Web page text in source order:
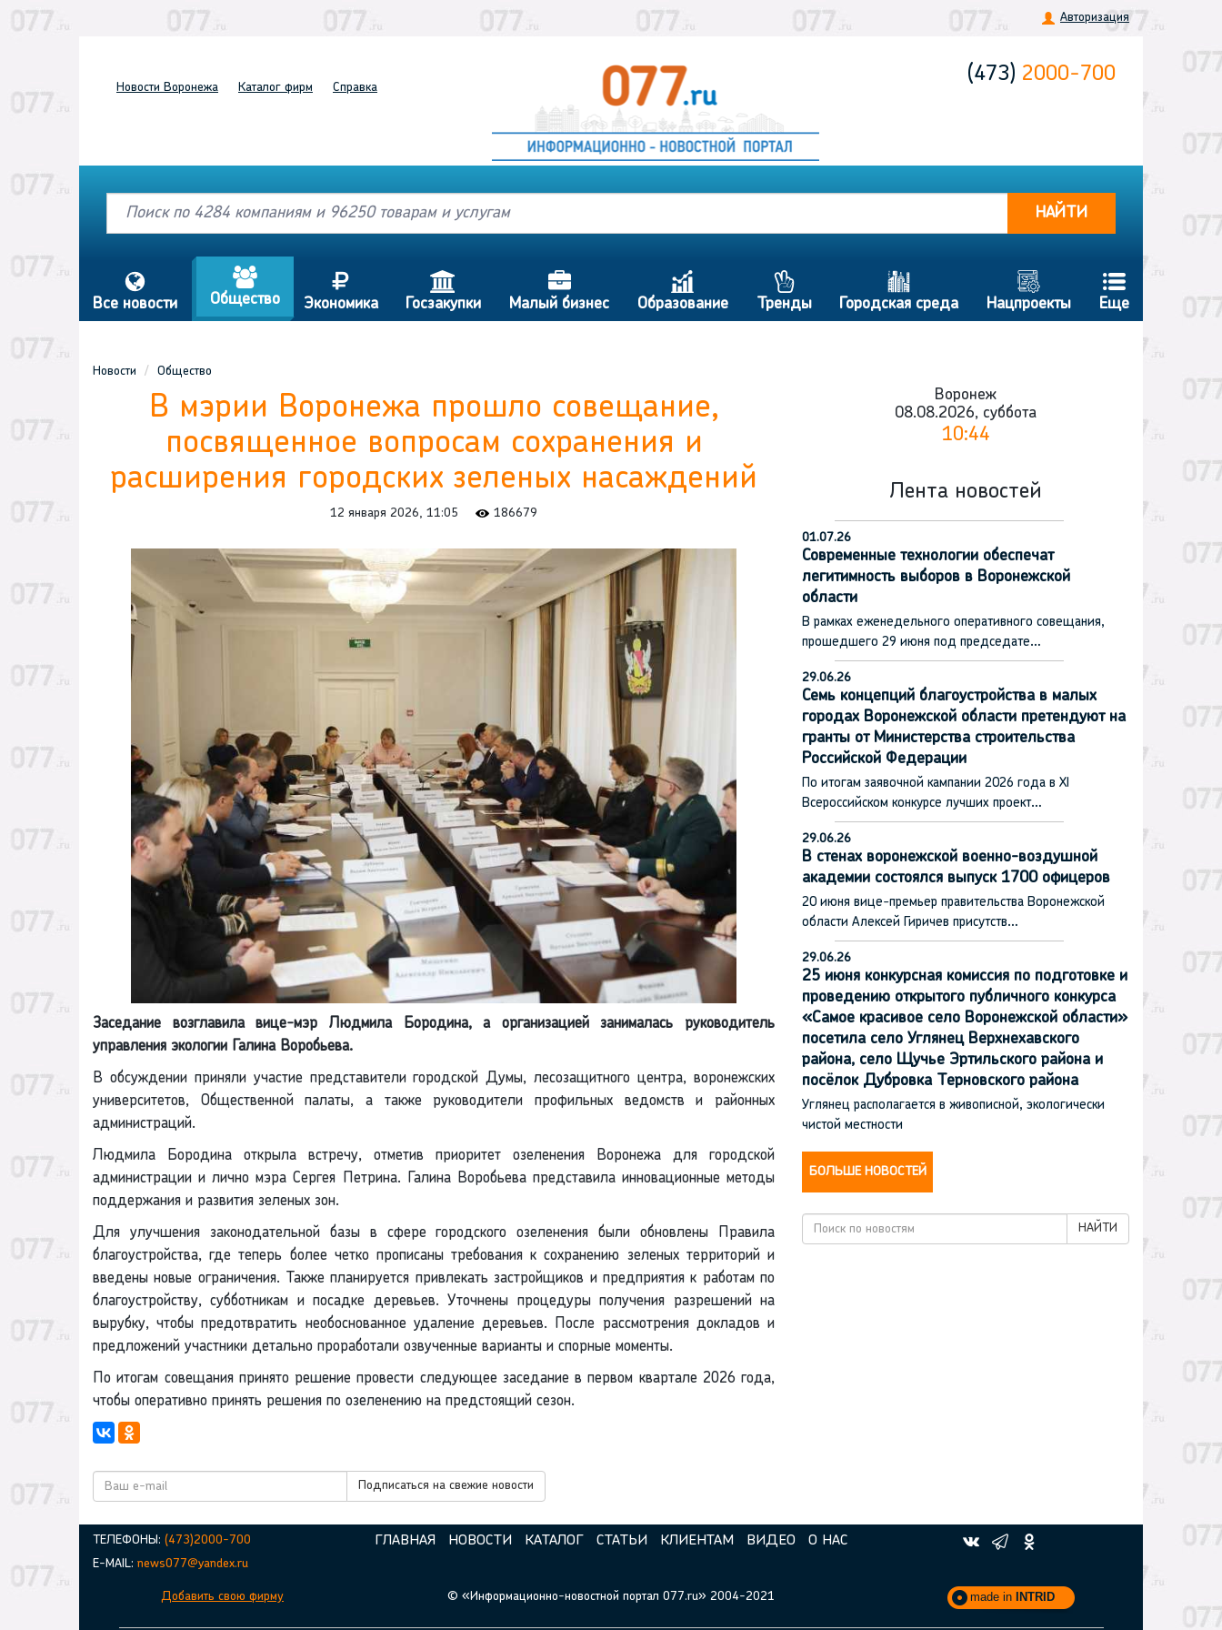
Авторизация
Новости Воронежа Каталог фирм Справка
(473) 2000-700
НАЙТИ
s
Все новости
a
Общество
j
Экономика
h
Госзакупки
d
Малый бизнес
c
Образование
p
Тренды
b
Городская среда
g
Нацпроекты
f
Еще
Новости Общество
В мэрии Воронежа прошло совещание,
посвященное вопросам сохранения и
расширения городских зеленых насаждений
12 января 2026, 11:05 186679
Заседание возглавила вице-мэр Людмила Бородина, а организацией занималась руководитель
управления экологии Галина Воробьева.
В обсуждении приняли участие представители городской Думы, лесозащитного центра, воронежских
университетов, Общественной палаты, а также руководители профильных ведомств и районных
администраций.
Людмила Бородина открыла встречу, отметив приоритет озеленения Воронежа для городской
администрации и лично мэра Сергея Петрина. Галина Воробьева представила инновационные методы
поддержания и развития зеленых зон.
Для улучшения законодательной базы в сфере городского озеленения были обновлены Правила
благоустройства, где теперь более четко прописаны требования к сохранению зеленых территорий и
введены новые ограничения. Также планируется привлекать застройщиков и предприятия к работам по
благоустройству, субботникам и посадке деревьев. Уточнены процедуры получения разрешений на
вырубку, чтобы предотвратить необоснованное удаление деревьев. После рассмотрения докладов и
предложений участники детально проработали озвученные варианты и спорные моменты.
По итогам совещания принято решение провести следующее заседание в первом квартале 2026 года,
чтобы оперативно принять решения по озеленению на предстоящий сезон.
Подписаться на свежие новости
Воронеж
08.08.2026, суббота
10:44
Лента новостей
01.07.26
Современные технологии обеспечат
легитимность выборов в Воронежской
области
В рамках еженедельного оперативного совещания,
прошедшего 29 июня под председате…
29.06.26
Семь концепций благоустройства в малых
городах Воронежской области претендуют на
гранты от Министерства строительства
Российской Федерации
По итогам заявочной кампании 2026 года в XI
Всероссийском конкурсе лучших проект…
29.06.26
В стенах воронежской военно-воздушной
академии состоялся выпуск 1700 офицеров
20 июня вице-премьер правительства Воронежской
области Алексей Гиричев присутств…
29.06.26
25 июня конкурсная комиссия по подготовке и
проведению открытого публичного конкурса
«Самое красивое село Воронежской области»
посетила село Углянец Верхнехавского
района, село Щучье Эртильского района и
посёлок Дубровка Терновского района
Углянец располагается в живописной, экологически
чистой местности
БОЛЬШЕ НОВОСТЕЙ
НАЙТИ
ТЕЛЕФОНЫ: (473)2000-700
E-MAIL: news077@yandex.ru
Добавить свою фирму
ГЛАВНАЯ НОВОСТИ КАТАЛОГ СТАТЬИ КЛИЕНТАМ ВИДЕО О НАС
© «Информационно-новостной портал 077.ru» 2004-2021 made in INTRID